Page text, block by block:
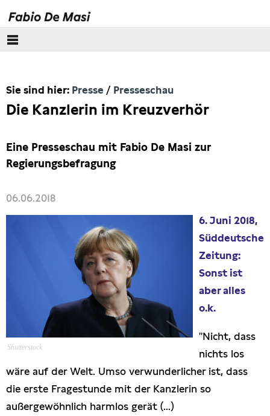
Europäisches Parlament
Presse
Interviews
Publikationen
Sie sind hier: Presse Presseschau
Die Kanzlerin im Kreuzverhör
Eine Presseschau mit Fabio De Masi zur
Regierungsbefragung
06.06.2018
Shutterstock
6. Juni 2018,
Süddeutsche
Zeitung:
Sonst ist
aber alles
o.k.
"Nicht, dass
nichts los
wäre auf der Welt. Umso verwunderlicher ist, dass
die erste Fragestunde mit der Kanzlerin so
außergewöhnlich harmlos gerät (...)